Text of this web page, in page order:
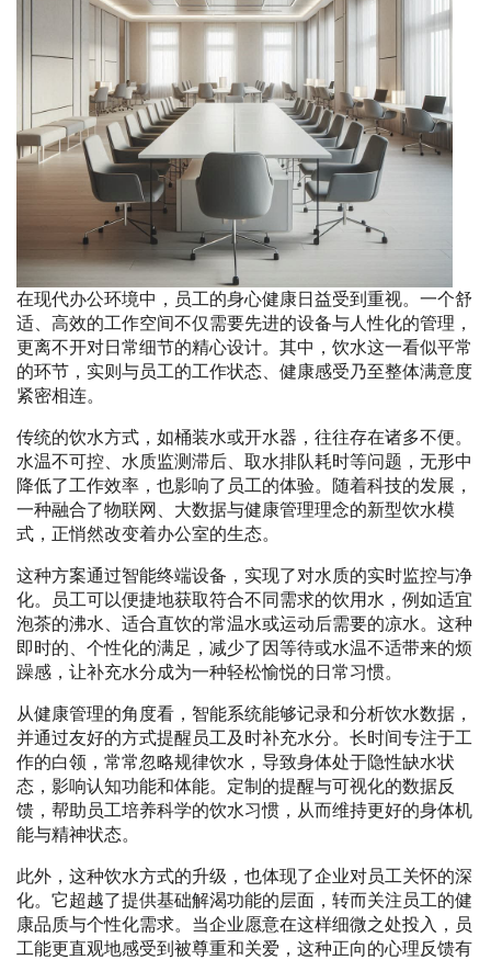
在现代办公环境中，员工的身心健康日益受到重视。一个舒
适、高效的工作空间不仅需要先进的设备与人性化的管理，
更离不开对日常细节的精心设计。其中，饮水这一看似平常
的环节，实则与员工的工作状态、健康感受乃至整体满意度
紧密相连。
传统的饮水方式，如桶装水或开水器，往往存在诸多不便。
水温不可控、水质监测滞后、取水排队耗时等问题，无形中
降低了工作效率，也影响了员工的体验。随着科技的发展，
一种融合了物联网、大数据与健康管理理念的新型饮水模
式，正悄然改变着办公室的生态。
这种方案通过智能终端设备，实现了对水质的实时监控与净
化。员工可以便捷地获取符合不同需求的饮用水，例如适宜
泡茶的沸水、适合直饮的常温水或运动后需要的凉水。这种
即时的、个性化的满足，减少了因等待或水温不适带来的烦
躁感，让补充水分成为一种轻松愉悦的日常习惯。
从健康管理的角度看，智能系统能够记录和分析饮水数据，
并通过友好的方式提醒员工及时补充水分。长时间专注于工
作的白领，常常忽略规律饮水，导致身体处于隐性缺水状
态，影响认知功能和体能。定制的提醒与可视化的数据反
馈，帮助员工培养科学的饮水习惯，从而维持更好的身体机
能与精神状态。
此外，这种饮水方式的升级，也体现了企业对员工关怀的深
化。它超越了提供基础解渴功能的层面，转而关注员工的健
康品质与个性化需求。当企业愿意在这样细微之处投入，员
工能更直观地感受到被尊重和关爱，这种正向的心理反馈有